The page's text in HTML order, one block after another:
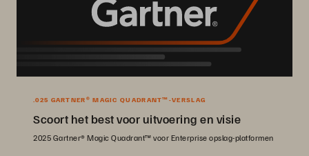
.025 GARTNER® MAGIC QUADRANT™-VERSLAG
Scoort het best voor uitvoering en visie
2025 Gartner® Magic Quadrant™ voor Enterprise opslag-platformen